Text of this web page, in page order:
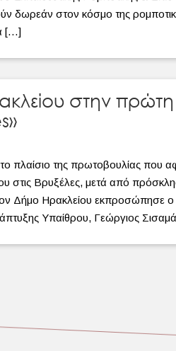
δωρεάν στον κόσμο της
[…]
στην
πλαίσιο της πρωτοβουλίας που
στις Βρυξέλες, μετά από
Δήμο Ηρακλείου εκπροσώπησε
Υπαίθρου, Γεώργιος